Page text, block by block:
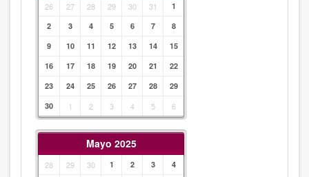
26 27 28 29 30 31
1
2
3 4 5 6 7
8
9
10 11 12 13 14
15
16
17 18 19 20 21
22
23
24 25 26 27 28
29
30
1 2 3 4 5 6
Mayo 2025
28 29 30 1 2 3 4